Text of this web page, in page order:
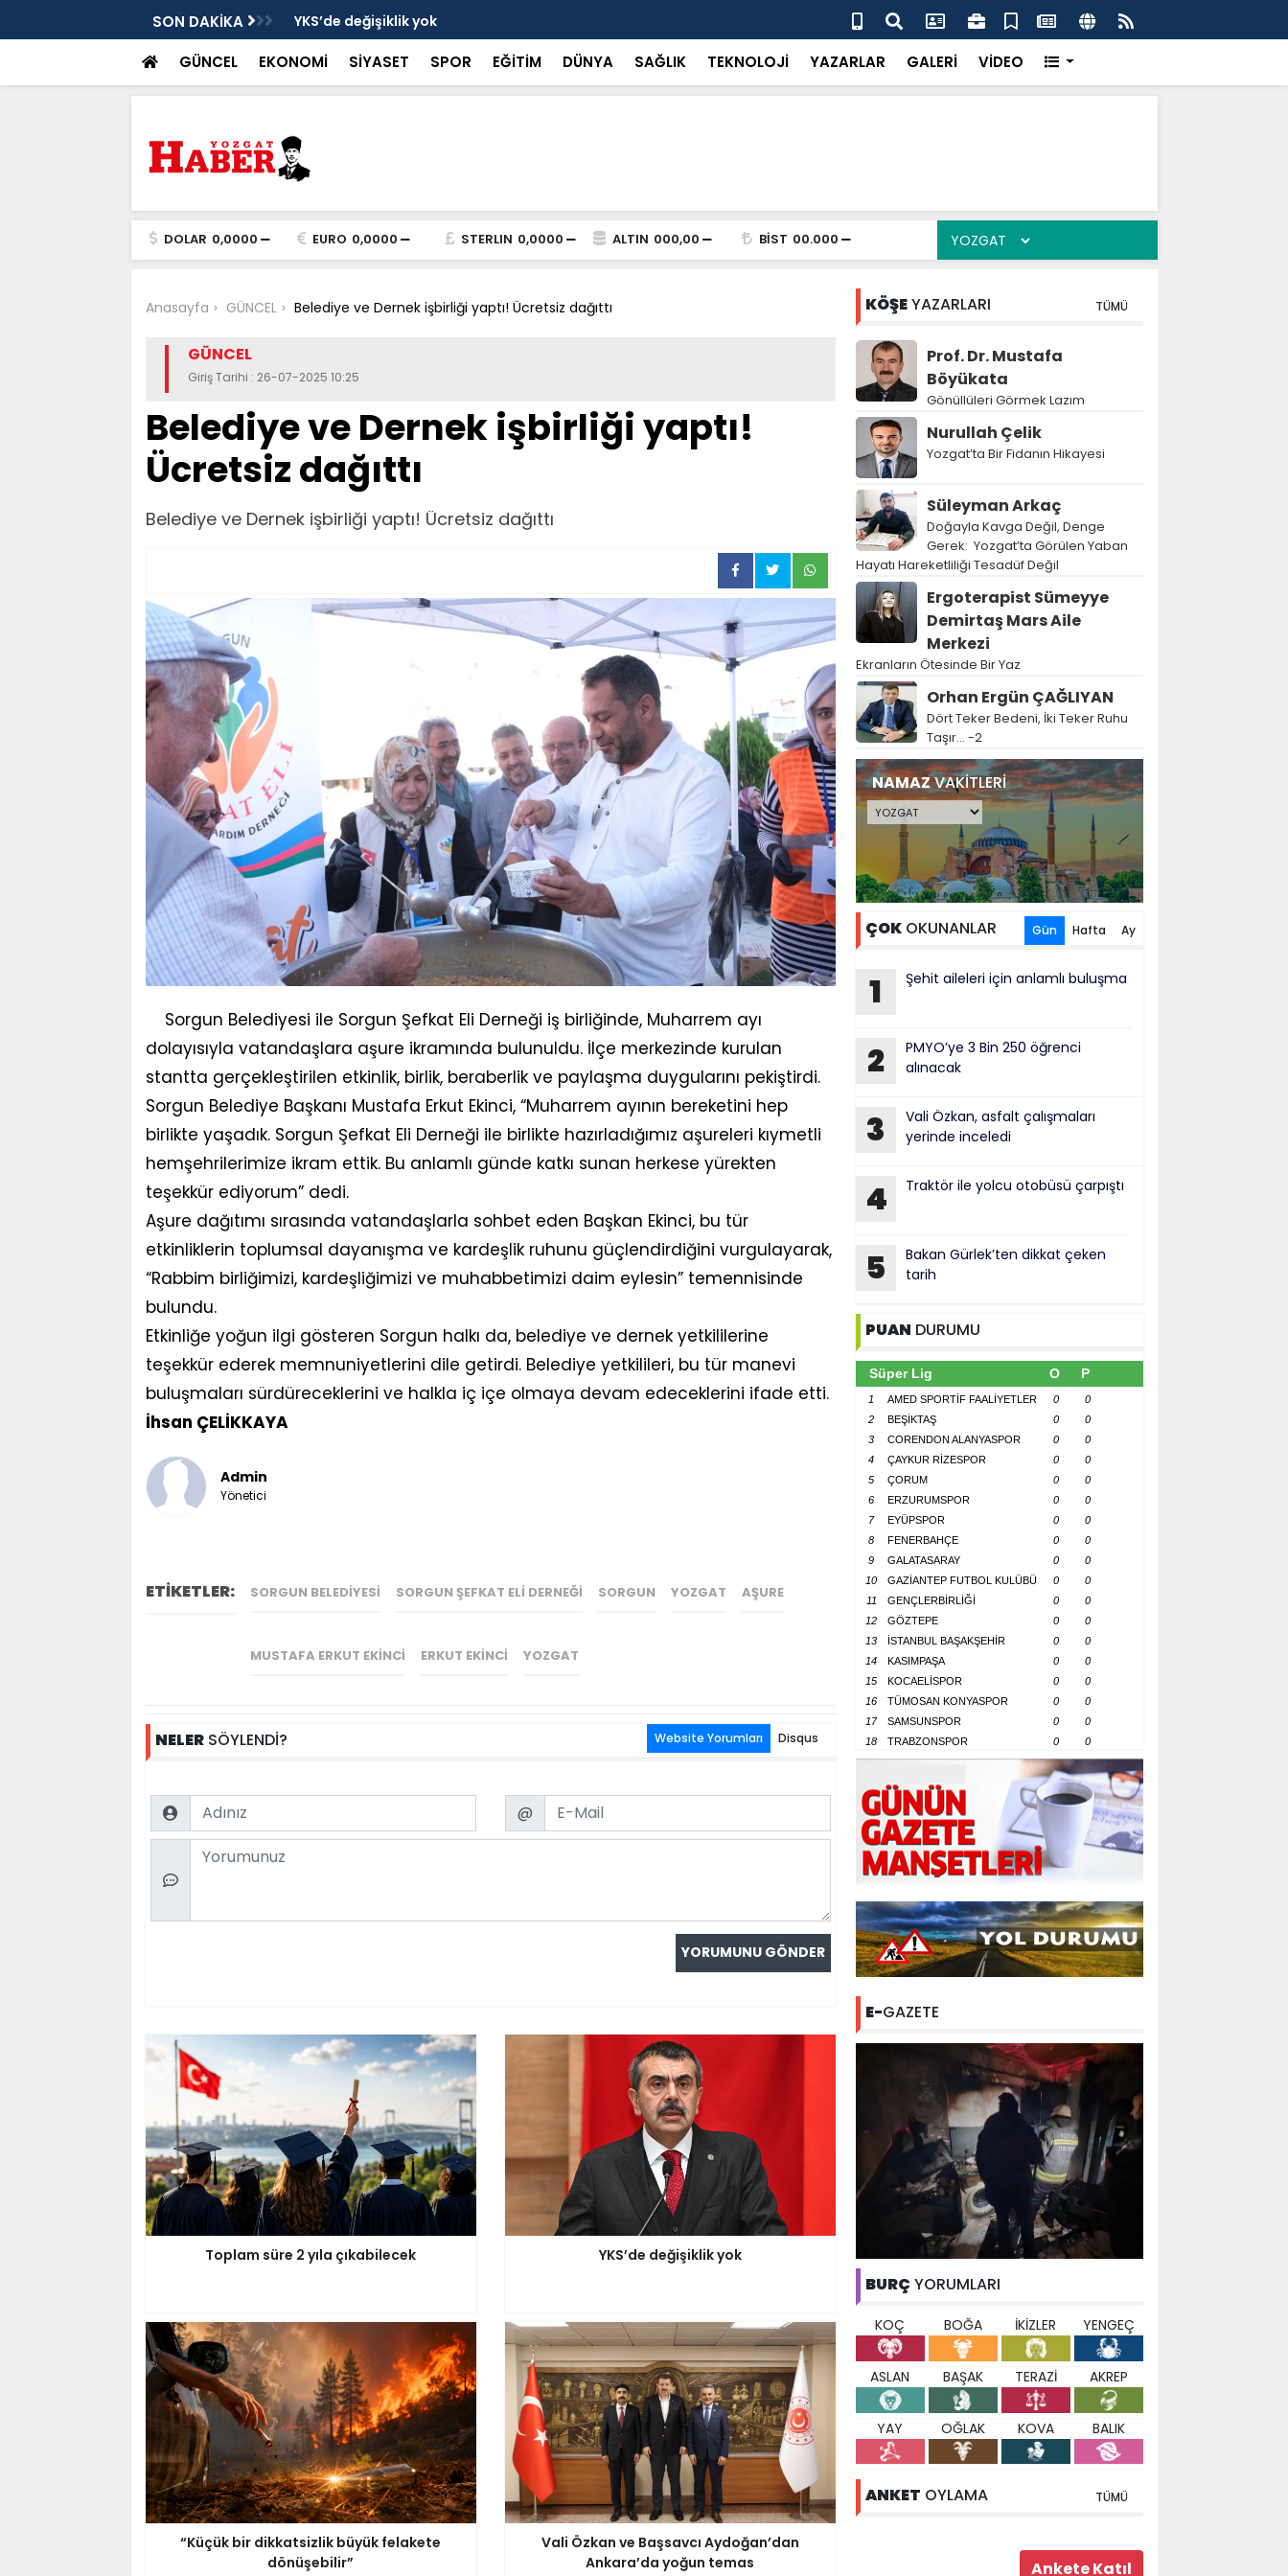
SON DAKİKA YKS’de değişiklik yok “Küçük bir dikkatsizlik büyük felakete dönüşebilir”
GÜNCEL EKONOMİ SİYASET SPOR EĞİTİM DÜNYA SAĞLIK TEKNOLOJİ YAZARLAR GALERİ VİDEO
DOLAR 0,0000 EURO 0,0000 STERLIN 0,0000 ALTIN 000,00 BİST 00.000
Anasayfa GÜNCEL Belediye ve Dernek işbirliği yaptı! Ücretsiz dağıttı
GÜNCEL
Giriş Tarihi : 26-07-2025 10:25
Belediye ve Dernek işbirliği yaptı!
Ücretsiz dağıttı
Belediye ve Dernek işbirliği yaptı! Ücretsiz dağıttı
Sorgun Belediyesi ile Sorgun Şefkat Eli Derneği iş birliğinde, Muharrem ayı
dolayısıyla vatandaşlara aşure ikramında bulunuldu. İlçe merkezinde kurulan
stantta gerçekleştirilen etkinlik, birlik, beraberlik ve paylaşma duygularını pekiştirdi.
Sorgun Belediye Başkanı Mustafa Erkut Ekinci, “Muharrem ayının bereketini hep
birlikte yaşadık. Sorgun Şefkat Eli Derneği ile birlikte hazırladığımız aşureleri kıymetli
hemşehrilerimize ikram ettik. Bu anlamlı günde katkı sunan herkese yürekten
teşekkür ediyorum” dedi.
Aşure dağıtımı sırasında vatandaşlarla sohbet eden Başkan Ekinci, bu tür
etkinliklerin toplumsal dayanışma ve kardeşlik ruhunu güçlendirdiğini vurgulayarak,
“Rabbim birliğimizi, kardeşliğimizi ve muhabbetimizi daim eylesin” temennisinde
bulundu.
Etkinliğe yoğun ilgi gösteren Sorgun halkı da, belediye ve dernek yetkililerine
teşekkür ederek memnuniyetlerini dile getirdi. Belediye yetkilileri, bu tür manevi
buluşmaları sürdüreceklerini ve halkla iç içe olmaya devam edeceklerini ifade etti.
İhsan ÇELİKKAYA
Admin
Yönetici
ETİKETLER: SORGUN BELEDIYESI SORGUN ŞEFKAT ELI DERNEĞI SORGUN YOZGAT AŞURE
MUSTAFA ERKUT EKINCI ERKUT EKINCI YOZGAT
NELERSÖYLENDİ? Website Yorumları Disqus
Name Email
@
Comment
Toplam süre 2 yıla çıkabilecek YKS’de değişiklik yok
“Küçük bir dikkatsizlik büyük felakete
dönüşebilir”
Vali Özkan ve Başsavcı Aydoğan’dan
Ankara’da yoğun temas
KÖŞEYAZARLARI TÜMÜ
Prof. Dr. Mustafa
Böyükata
Gönüllüleri Görmek Lazım
Nurullah Çelik
Yozgat’ta Bir Fidanın Hikayesi
Süleyman Arkaç
Doğayla Kavga Değil, Denge
Gerek: Yozgat’ta Görülen Yaban
Hayatı Hareketliliği Tesadüf Değil
Ergoterapist Sümeyye
Demirtaş Mars Aile
Merkezi
Ekranların Ötesinde Bir Yaz
Orhan Ergün ÇAĞLIYAN
Dört Teker Bedeni, İki Teker Ruhu
Taşır… -2
NAMAZVAKİTLERİ
ÇOKOKUNANLAR Gün Hafta Ay
1 Şehit aileleri için anlamlı buluşma
2
PMYO’ye 3 Bin 250 öğrenci
alınacak
3
Vali Özkan, asfalt çalışmaları
yerinde inceledi
4 Traktör ile yolcu otobüsü çarpıştı
5
Bakan Gürlek’ten dikkat çeken
tarih
PUAN DURUMU
Süper Lig O P
1 AMED SPORTİF FAALİYETLER 0
0
2
BEŞİKTAŞ 0
0
3
CORENDON ALANYASPOR 0
0
4
ÇAYKUR RİZESPOR 0
0
5
ÇORUM 0
0
6
ERZURUMSPOR 0
0
7
EYÜPSPOR 0
0
8
FENERBAHÇE 0
0
9
GALATASARAY 0
0
10
GAZİANTEP FUTBOL KULÜBÜ 0
0
11
GENÇLERBİRLİĞİ 0
0
12
GÖZTEPE 0
0
13
İSTANBUL BAŞAKŞEHİR 0
0
14
KASIMPAŞA 0
0
15
KOCAELİSPOR 0
0
16
TÜMOSAN KONYASPOR 0
0
17
SAMSUNSPOR 0
0
18
TRABZONSPOR 0 0
E-GAZETE
BURÇ YORUMLARI
KOÇ BOĞA İKİZLER YENGEÇ
ASLAN BAŞAK TERAZİ AKREP
YAY OĞLAK KOVA BALIK
ANKET OYLAMA TÜMÜ